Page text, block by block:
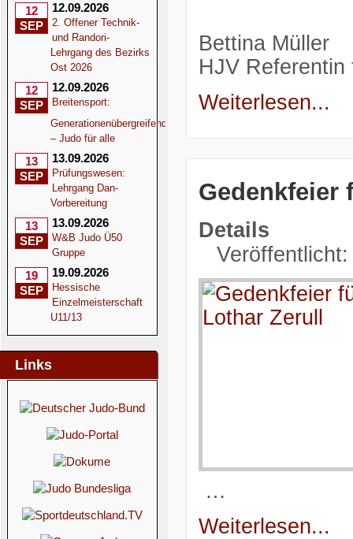
12
SEP
12.09.2026
2. Offener Technik-
und Randori-
Lehrgang des Bezirks
Ost 2026
12
SEP
12.09.2026
Breitensport:
Generationenübergreifend
– Judo für alle
13
SEP
13.09.2026
Prüfungswesen:
Lehrgang Dan-
Vorbereitung
13
SEP
13.09.2026
W&B Judo Ü50
Gruppe
19
SEP
19.09.2026
Hessische
Einzelmeisterschaft
U11/13
Links
Bettina Müller
HJV
Weiterlesen...
Gedenkfeier
Details
…
Weiterlesen...